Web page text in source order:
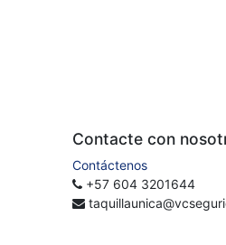
Contacte con
Contáctenos
+57 604 3201644